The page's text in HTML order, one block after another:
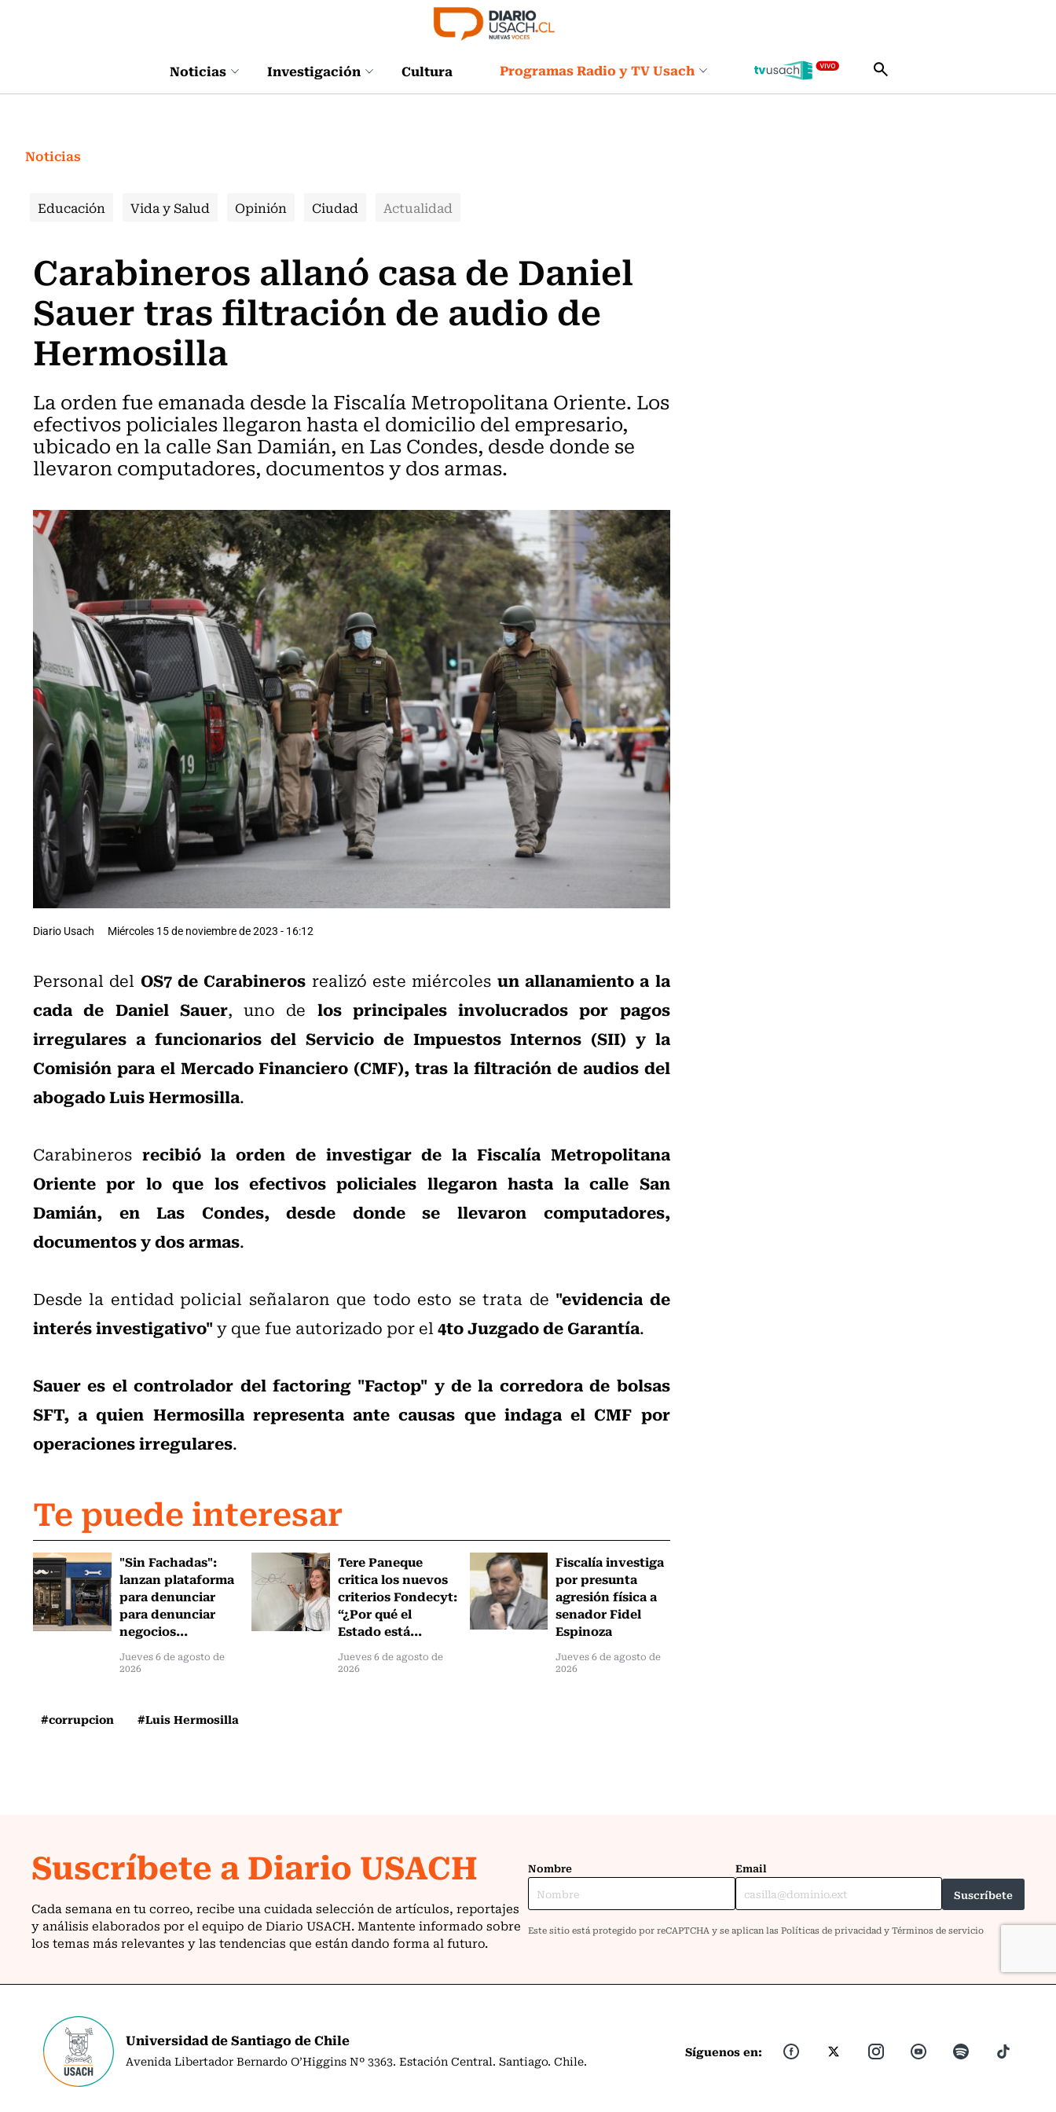
Noticias Investigación Cultura Programas Radio y TV Usach
Noticias
Educación Vida y Salud Opinión Ciudad Actualidad
Carabineros allanó casa de Daniel
Sauer tras filtración de audio de
Hermosilla
La orden fue emanada desde la Fiscalía Metropolitana Oriente. Los
efectivos policiales llegaron hasta el domicilio del empresario,
ubicado en la calle San Damián, en Las Condes, desde donde se
llevaron computadores, documentos y dos armas.
Diario Usach Miércoles 15 de noviembre de 2023 - 16:12
Personal del OS7 de Carabineros realizó este miércoles un allanamiento a la
cada de Daniel Sauer, uno de los principales involucrados por pagos
irregulares a funcionarios del Servicio de Impuestos Internos (SII) y la
Comisión para el Mercado Financiero (CMF), tras la filtración de audios del
abogado Luis Hermosilla.
Carabineros recibió la orden de investigar de la Fiscalía Metropolitana
Oriente por lo que los efectivos policiales llegaron hasta la calle San
Damián, en Las Condes, desde donde se llevaron computadores,
documentos y dos armas.
Desde la entidad policial señalaron que todo esto se trata de "evidencia de
interés investigativo"y que fue autorizado por el4to Juzgado de Garantía.
Sauer es el controlador del factoring "Factop" y de la corredora de bolsas
SFT, a quien Hermosilla representa ante causas que indaga el CMF por
operaciones irregulares.
Te puede interesar
"Sin Fachadas":
lanzan plataforma
para denunciar
para denunciar
negocios...
Jueves 6 de agosto de
2026
Tere Paneque
critica los nuevos
criterios Fondecyt:
“¿Por qué el
Estado está...
Jueves 6 de agosto de
2026
Fiscalía investiga
por presunta
agresión física a
senador Fidel
Espinoza
Jueves 6 de agosto de
2026
#corrupcion #Luis Hermosilla
Universidad de Santiago de Chile
Avenida Libertador Bernardo O’Higgins Nº 3363. Estación Central. Santiago. Chile.
Síguenos en: